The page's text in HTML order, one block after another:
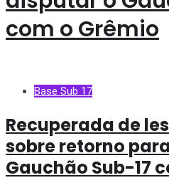
com o Grêmio
Base Sub 17
Recuperada de
sobre retorno
Gauchão Sub-17